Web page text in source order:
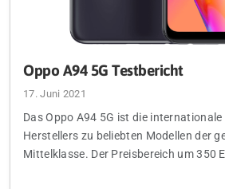
Oppo A94 5G Testbericht
17. Juni 2021
Das Oppo A94 5G ist die
Herstellers zu beliebten Modellen der
Mittelklasse. Der Preisbereich um 350